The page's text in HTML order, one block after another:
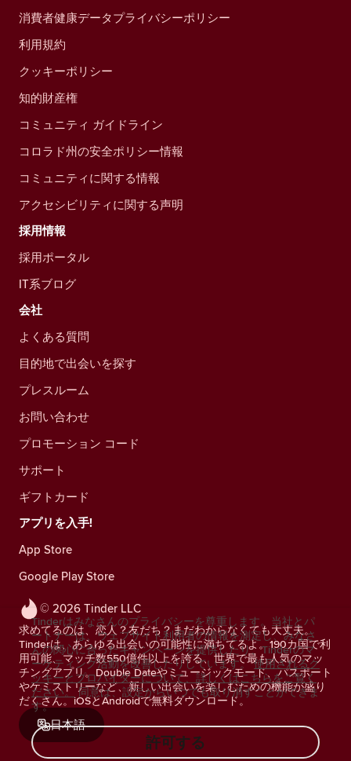
© 2026 Tinder LLC
求めてるのは、恋人？友だち？まだわからなくても大丈夫。
Tinderは、あらゆる出会いの可能性に満ちてるよ。190カ国で利
用可能、マッチ数550億件以上を誇る、世界で最も人気のマッ
チングアプリ。Double Dateやミュージックモード、パスポート
やケミストリーなど、新しい出会いを楽しむための機能が盛り
だくさん。iOSとAndroidで無料ダウンロード。
日本語
消費者健康データプライバシーポリシー
利用規約
クッキーポリシー
知的財産権
コミュニティ ガイドライン
コロラド州の安全ポリシー情報
コミュニティに関する情報
アクセシビリティに関する声明
採用情報
採用ポータル
IT系ブログ
会社
よくある質問
目的地で出会いを探す
プレスルーム
お問い合わせ
プロモーション コード
サポート
ギフトカード
アプリを入手!
App Store
Google Play Store
Tinderはみなさんのプライバシーを尊重します。当社とパ
ートナーは、ウェブサイト利用者の情報を測定し、みなさ
んの関心に合ったキャンペーンを提供したり、Tinderのマ
ーケティング活動を改善したりしています。 使用されるク
ッキーとプロバイダーについて、詳しくはこちらをご覧く
ださい。 同意は、設定からいつでも取り消すことができま
す。
許可する